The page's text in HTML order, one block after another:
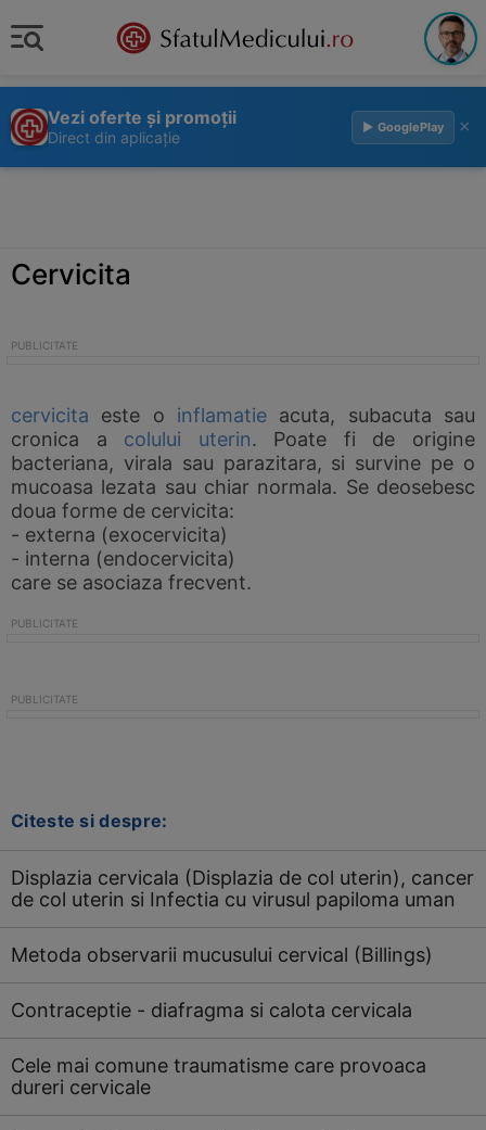
Vezi oferte și promoții
Direct din aplicație
▶ GooglePlay ×
Cervicita
cervicita este o inflamatie acuta, subacuta sau
cronica a colului uterin. Poate fi de origine
bacteriana, virala sau parazitara, si survine pe o
mucoasa lezata sau chiar normala. Se deosebesc
doua forme de cervicita:
- externa (exocervicita)
- interna (endocervicita)
care se asociaza frecvent.
Citeste si despre:
Displazia cervicala (Displazia de col uterin), cancer
de col uterin si Infectia cu virusul papiloma uman
Metoda observarii mucusului cervical (Billings)
Contraceptie - diafragma si calota cervicala
Cele mai comune traumatisme care provoaca
dureri cervicale